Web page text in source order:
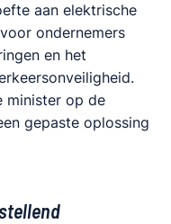
aan elektrische
ondernemers
en het
minister op de
gepaste oplossing